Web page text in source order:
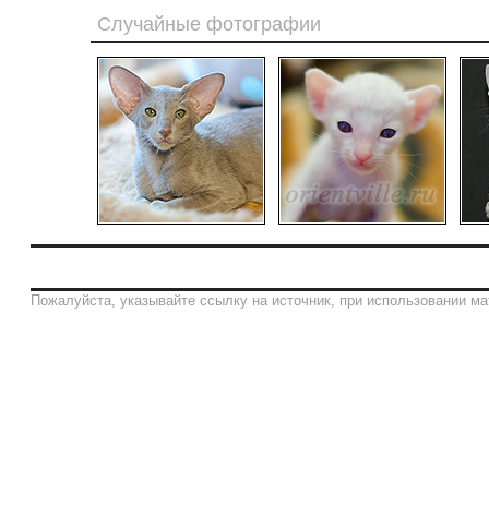
Случайные фотографии
Пожалуйста, указывайте ссылку на источник, при использовании